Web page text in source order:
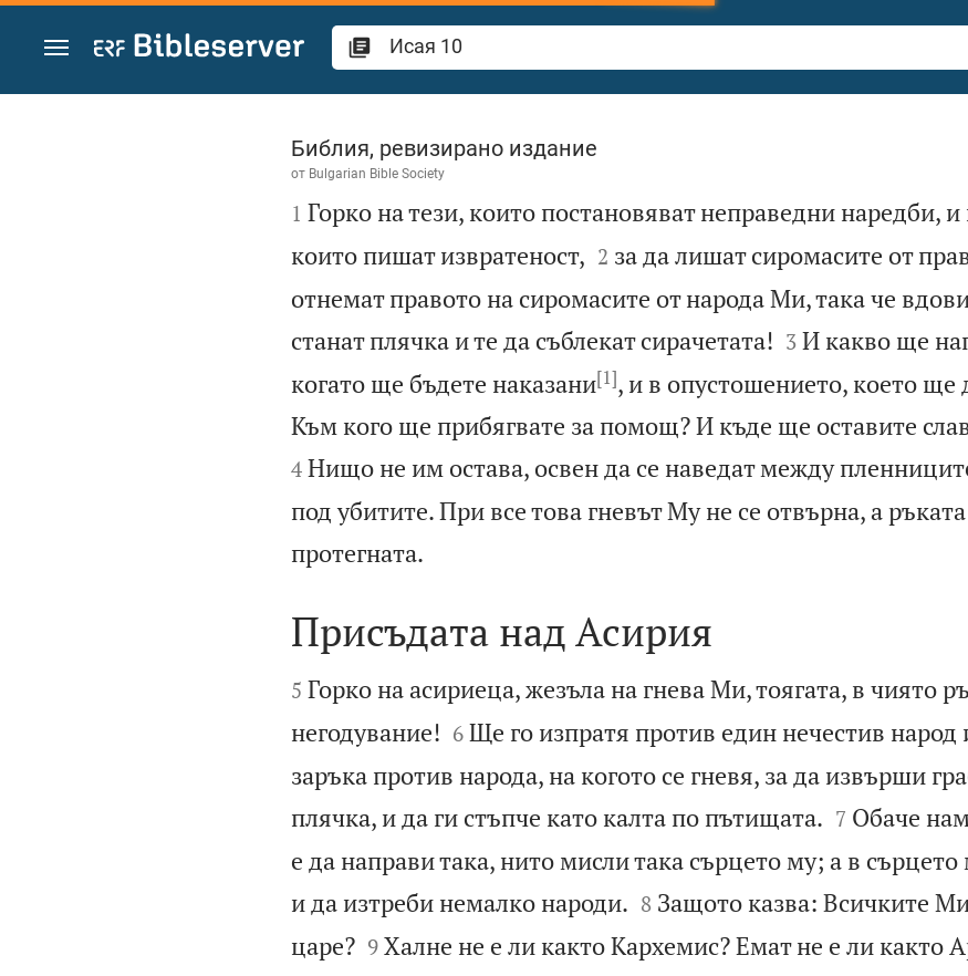
Преминете към съдържанието
Исая 10
Библия, ревизирано издание
от Bulgarian Bible Society

1 Горко на тези, които постановяват неправедни наредби, и
които пишат извратеност,
2 за да лишат сиромасите от
отнемат правото на сиромасите от народа Ми, така че
станат плячка и те да съблекат сирачетата!
3 И какво ще
когато ще бъдете наказани[1], и в опустошението, което ще
Към кого ще прибягвате за помощ? И къде ще оставите
4 Нищо не им остава, освен да се наведат между
под убитите. При все това гневът Му не се отвърна, а
протегната.

Присъдата над Асирия

5 Горко на асириеца, жезъла на гнева Ми, тоягата, в чиято
негодувание!
6 Ще го изпратя против един нечестив
заръка против народа, на когото се гневя, за да извърши
плячка, и да ги стъпче като калта по пътищата.
7 Обаче
е да направи така, нито мисли така сърцето му; а в сърцето
и да изтреби немалко народи.
8 Защото казва: Всичките
царе?
9 Халне не е ли както Кархемис? Емат не е ли както